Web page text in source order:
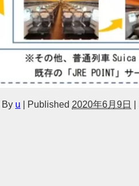
By u Published 2020年6月9日